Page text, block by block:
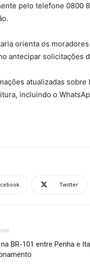
pelo telefone 0800
orienta os
antecipar solicitações
atualizadas
incluindo o
Twitter
BR-101 entre Penha e